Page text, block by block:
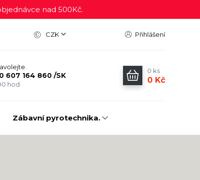
nad 500Kč.
CZK Přihlášení
607 164 860 /SK
hod
0 ks
0 Kč
Zábavní pyrotechnika.